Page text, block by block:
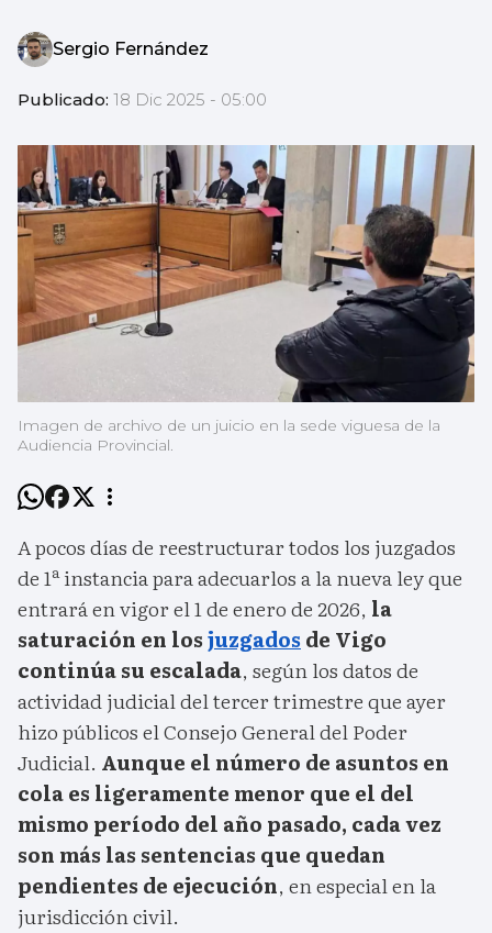
Sergio Fernández
Publicado: 18 Dic 2025 - 05:00
Imagen de archivo de un juicio en la sede viguesa de la
Audiencia Provincial.
A pocos días de reestructurar todos los juzgados
de 1ª instancia para adecuarlos a la nueva ley que
entrará en vigor el 1 de enero de 2026, la
saturación en losjuzgados de Vigo
continúa su escalada, según los datos de
actividad judicial del tercer trimestre que ayer
hizo públicos el Consejo General del Poder
Judicial. Aunque el número de asuntos en
cola es ligeramente menor que el del
mismo período del año pasado, cada vez
son más las sentencias que quedan
pendientes de ejecución, en especial en la
jurisdicción civil.